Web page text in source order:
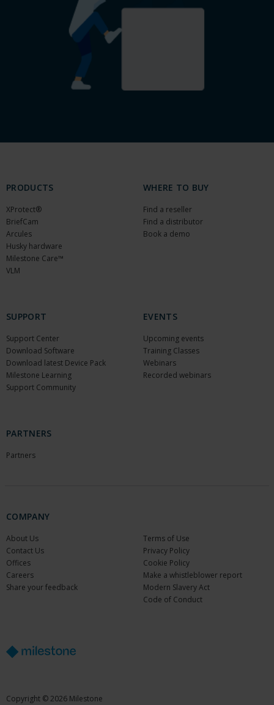
PRODUCTS
XProtect®
BriefCam
Arcules
Husky hardware
Milestone Care™
VLM
WHERE TO BUY
Find a reseller
Find a distributor
Book a demo
SUPPORT
Support Center
Download Software
Download latest Device Pack
Milestone Learning
Support Community
EVENTS
Upcoming events
Training Classes
Webinars
Recorded webinars
PARTNERS
Partners
COMPANY
About Us
Contact Us
Offices
Careers
Share your feedback
Terms of Use
Privacy Policy
Cookie Policy
Make a whistleblower report
Modern Slavery Act
Code of Conduct
Copyright © 2026 Milestone